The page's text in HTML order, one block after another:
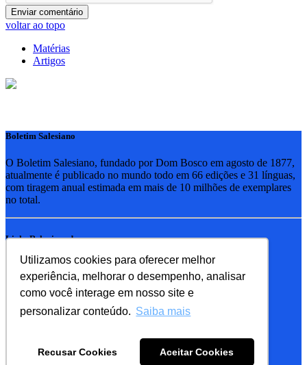
Utilizamos cookies para oferecer melhor
experiência, melhorar o desempenho, analisar
como você interage em nosso site e
personalizar conteúdo. Saiba mais
Recusar Cookies Aceitar Cookies
voltar ao topo
Matérias
Artigos
Boletim Salesiano
O Boletim Salesiano, fundado por Dom Bosco em agosto de 1877,
atualmente é publicado no mundo todo em 66 edições e 31 línguas,
com tiragem anual estimada em mais de 10 milhões de exemplares
no total.
Links Relacionados
RSB - Rede Salesiana Brasil
EDEBE - Editora
UPV - União pela Vida
Familia Salesiana
SDB - Salesianos de Dom Bosco
FMA - Filhas de Maria Auxiliadora